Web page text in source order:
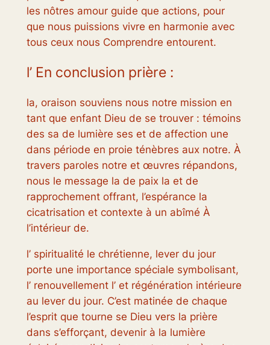
les nôtres amour guide que actions, pour
que nous puissions vivre en harmonie avec
tous ceux nous Comprendre entourent.
l’ En conclusion prière :
la, oraison souviens nous notre mission en
tant que enfant Dieu de se trouver : témoins
des sa de lumière ses et de affection une
dans période en proie ténèbres aux notre. À
travers paroles notre et œuvres répandons,
nous le message la de paix la et de
rapprochement offrant, l’espérance la
cicatrisation et contexte à un abîmé À
l’intérieur de.
l’ spiritualité le chrétienne, lever du jour
porte une importance spéciale symbolisant,
l’ renouvellement l’ et régénération intérieure
au lever du jour. C’est matinée de chaque
l’esprit que tourne se Dieu vers la prière
dans s’efforçant, devenir à la lumière